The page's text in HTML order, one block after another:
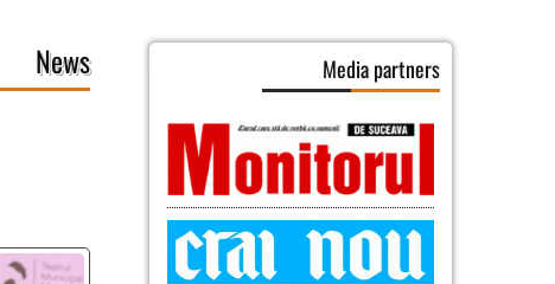
News Media partners